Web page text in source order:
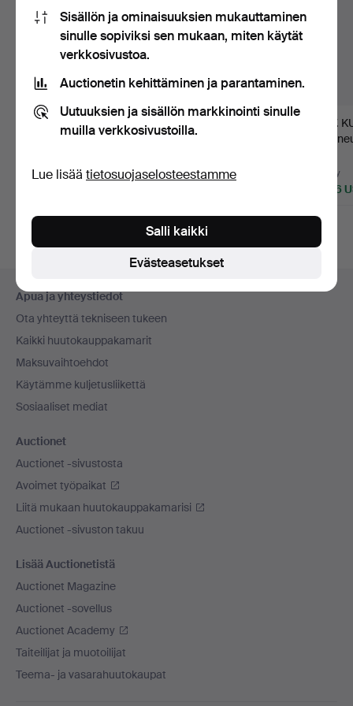
1233
VAN CLEEF &
ARPELS. Kaulakoru ja
Myyty
1059
sekä KORVAKORUT,
Myyty
.
Myyty
1 996
Alatunnistenavigaatio
Apua ja yhteystiedot
Ota yhteyttä tekniseen tukeen
Kaikki huutokauppakamarit
Maksuvaihtoehdot
Käytämme kuljetusliikettä
Sosiaaliset mediat
Auctionet
Auctionet -sivustosta
Avoimet työpaikat
Liitä mukaan huutokauppakamarisi
Auctionet -sivuston takuu
Lisää Auctionetistä
Auctionet Magazine
Auctionet -sovellus
Auctionet Academy
Taiteilijat ja muotoilijat
Teema- ja vasarahuutokaupat
Sisällön ja ominaisuuksien mukauttaminen
sinulle sopiviksi sen mukaan, miten käytät
verkkosivustoa.
Auctionetin kehittäminen ja parantaminen.
Uutuuksien ja sisällön markkinointi sinulle
muilla verkkosivustoilla.
Lue lisää tietosuojaselosteestamme
Evästeasetukset
Salli kaikki